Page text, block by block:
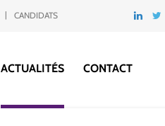
CANDIDATS
ACTUALITÉS CONTACT